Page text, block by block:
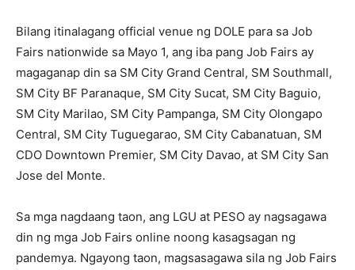
Bilang itinalagang official venue ng DOLE para sa Job
Fairs nationwide sa Mayo 1, ang iba pang Job Fairs ay
magaganap din sa SM City Grand Central, SM Southmall,
SM City BF Paranaque, SM City Sucat, SM City Baguio,
SM City Marilao, SM City Pampanga, SM City Olongapo
Central, SM City Tuguegarao, SM City Cabanatuan, SM
CDO Downtown Premier, SM City Davao, at SM City San
Jose del Monte.
Sa mga nagdaang taon, ang LGU at PESO ay nagsagawa
din ng mga Job Fairs online noong kasagsagan ng
pandemya. Ngayong taon, magsasagawa sila ng Job Fairs